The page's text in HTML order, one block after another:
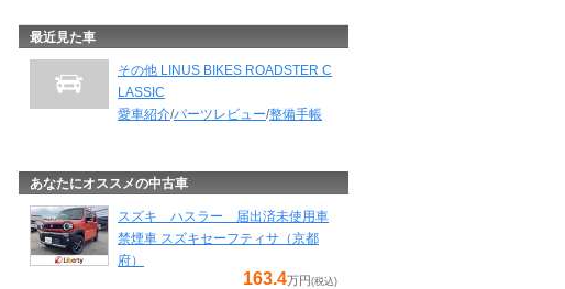
最近見た車
その他 LINUS BIKES ROADSTER C
LASSIC
愛車紹介/パーツレビュー/整備手帳
あなたにオススメの中古車
スズキ ハスラー 届出済未使用車
禁煙車 スズキセーフティサ（京都
府）
163.4万円(税込)